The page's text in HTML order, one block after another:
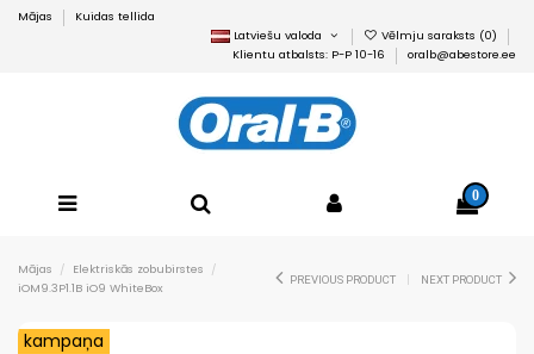
Mājas
Kuidas tellida
Latviešu valoda
Vēlmju saraksts (0)
Klientu atbalsts: P-P 10-16
oralb@abestore.ee
0
Mājas
Elektriskās zobubirstes
iOM9.3P1.1B iO9 WhiteBox
PREVIOUS PRODUCT NEXT PRODUCT
kampaņa